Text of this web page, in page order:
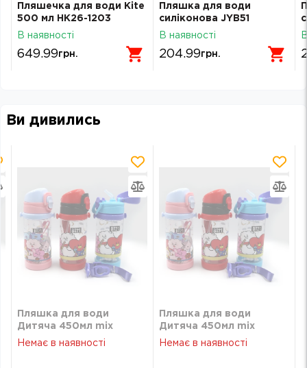
Пляшечка для води Kite
500 мл HK26-1203
В наявності
649.99грн.
Пляшка для води
силіконова JYB51
В наявності
204.99грн.
Ви дивились
Пляшка для води
Дитяча 450мл mix
V4015-2
Немає в наявності
Пляшка для води
Дитяча 450мл mix
V4015-2
Немає в наявності